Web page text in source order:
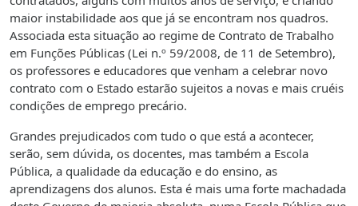
maior instabilidade aos que já se encontram nos quadros.
Associada esta situação ao regime de Contrato de Trabalho
em Funções Públicas (Lei n.º 59/2008, de 11 de Setembro),
os professores e educadores que venham a celebrar novo
contrato com o Estado estarão sujeitos a novas e mais cruéis
condições de emprego precário.
Grandes prejudicados com tudo o que está a acontecer,
serão, sem dúvida, os docentes, mas também a Escola
Pública, a qualidade da educação e do ensino, as
aprendizagens dos alunos. Esta é mais uma forte machadada